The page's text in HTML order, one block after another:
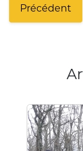
Précédent